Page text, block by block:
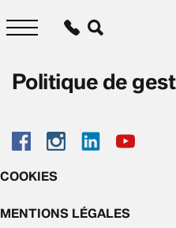
contenu
Politique de
COOKIES
MENTIONS LÉGALES